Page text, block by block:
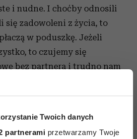
Twoich danych
partnerami przetwarzamy Twoje
i nudne. I choćby odnosili
się zadowoleni z życia, to
w poduszkę. Jeżeli
to czujemy się
bez partnera i trudno nam
Z lęku przed
w kiepskich związkach lub